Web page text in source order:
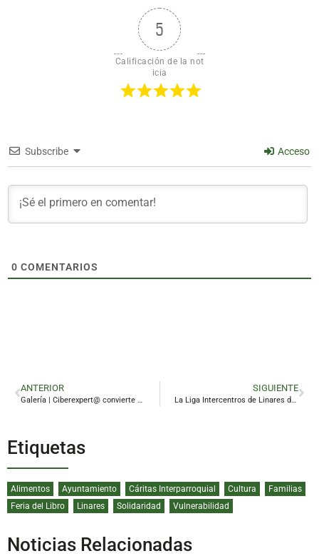
5
Calificación de la not
icia
Subscribe Acceso
0 COMENTARIOS
ANTERIOR SIGUIENTE
Etiquetas
Alimentos Ayuntamiento Cáritas Interparroquial Cultura
Familias
Feria del Libro
Linares Solidaridad Vulnerabilidad
Noticias Relacionadas